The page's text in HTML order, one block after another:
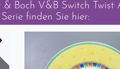
& Boch V&B Switch
finden Sie hier: